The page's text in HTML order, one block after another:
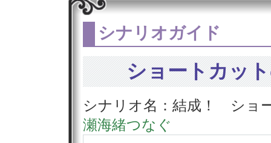
シナリオガイド
ショートカッ
シナリオ名：結成！ ショ
瀬海緒つなぐ